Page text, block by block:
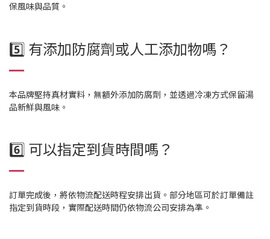
保風味與品質。
5️⃣ 有添加防腐劑或人工添加物嗎？
本品牌堅持真材實料，無額外添加防腐劑，並透過冷凍方式保留湯
品新鮮與風味。
6️⃣ 可以指定到貨時間嗎？
訂單完成後，將依物流配送時程安排出貨。部分地區可於訂單備註
指定到貨時段，實際配送時間仍依物流公司安排為準。